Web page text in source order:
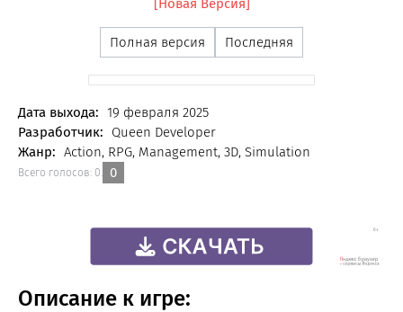
[Новая Версия]
Полная версия Последняя
Дата выхода:
19 февраля 2025
Разработчик:
Queen Developer
Жанр: Action, RPG, Management, 3D, Simulation
Всего голосов: 0. 0
Описание к игре: